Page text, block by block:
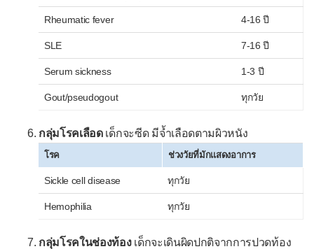
Rheumatic fever 4-16 ปี
SLE 7-16 ปี
Serum sickness 1-3 ปี
Gout/pseudogout ทุกวัย
กลุ่มโรคเลือดเด็กจะซีด มีจ้ำเลือดตามผิวหนัง
โรค ช่วงวัยที่มักแสดงอาการ
Sickle cell disease ทุกวัย
Hemophilia ทุกวัย
กลุ่มโรคในช่องท้องเด็กจะเดินผิดปกติจากการปวดท้อง